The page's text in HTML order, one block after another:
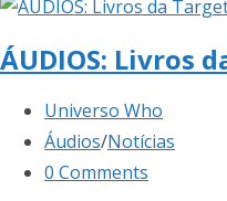
ÁUDIOS: Livros
Universo Who
Áudios/Notícias
0 Comments